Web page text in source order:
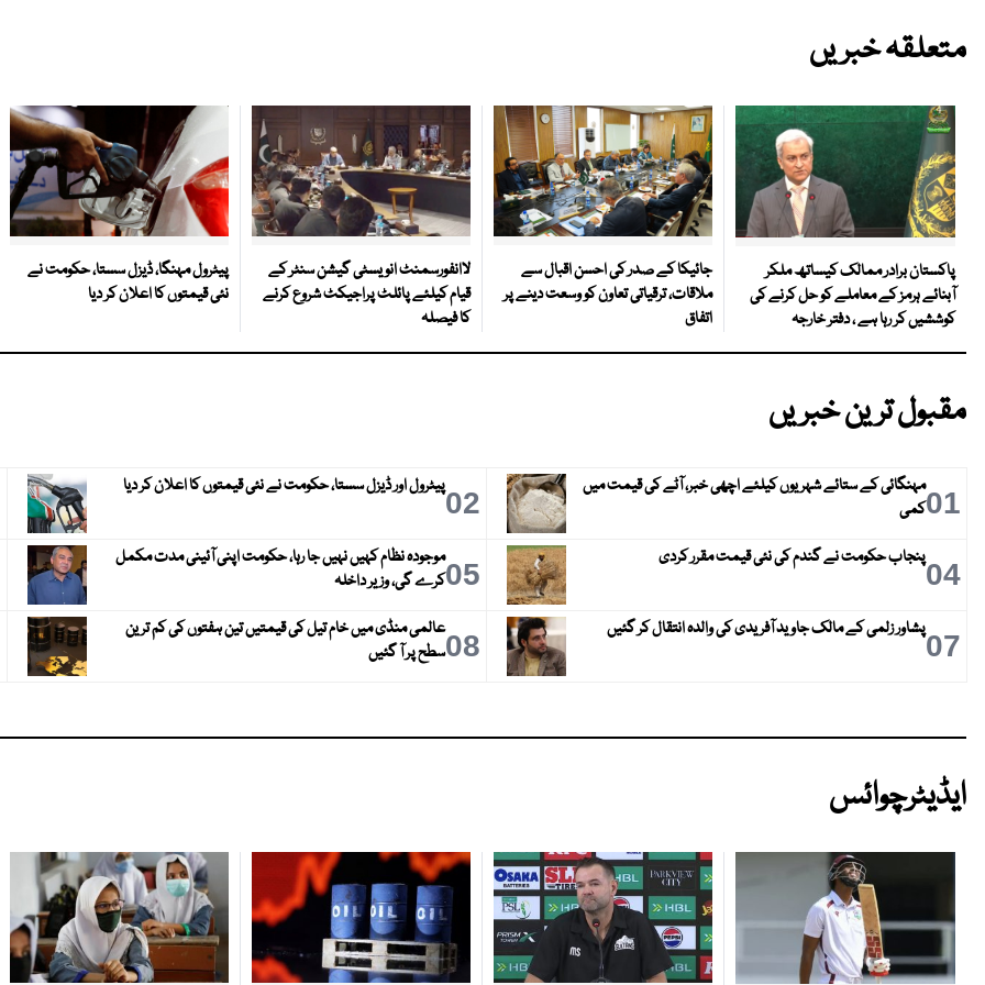
متعلقہ خبریں
پاکستان برادر ممالک کیساتھ ملکر
آبنائے ہرمز کے معاملے کو حل کرنے کی
کوششیں کر رہا ہے ، دفتر خارجہ
جائیکا کے صدر کی احسن اقبال سے
ملاقات، ترقیاتی تعاون کو وسعت دینے پر
اتفاق
لاانفورسمنٹ انویسٹی گیشن سنٹر کے
قیام کیلئے پائلٹ پراجیکٹ شروع کرنے
کا فیصلہ
پیٹرول مہنگا، ڈیزل سستا، حکومت نے
نئی قیمتوں کا اعلان کر دیا
مقبول ترین خبریں
01مہنگائی کے ستائے شہریوں کیلئے اچھی خبر، آٹے کی قیمت میں
کمی
02پیٹرول اور ڈیزل سستا، حکومت نے نئی قیمتوں کا اعلان کر دیا
04پنجاب حکومت نے گندم کی نئی قیمت مقرر کردی 05موجودہ نظام کہیں نہیں جا رہا، حکومت اپنی آئینی مدت مکمل
کرے گی، وزیر داخلہ
07پشاور زلمی کے مالک جاوید آفریدی کی والدہ انتقال کر گئیں 08عالمی منڈی میں خام تیل کی قیمتیں تین ہفتوں کی کم ترین
سطح پر آ گئیں
ایڈیٹرچوائس